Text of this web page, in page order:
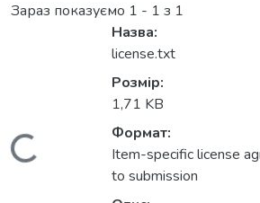
Зараз показуємо 1 - 1 з 1
Вантажиться...
Назва:
license.txt
Розмір:
1,71 KB
Формат:
Item-specific license
to submission